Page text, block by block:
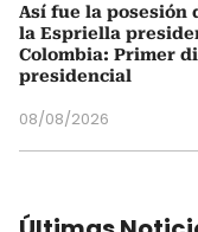
Así fue la posesión
la Espriella
Colombia: Primer
presidencial
08/08/2026